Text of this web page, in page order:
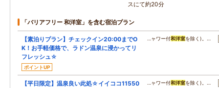
スにて約20分
「バリアフリー 和洋室」を含む宿泊プラン
【素泊りプラン】チェックイン20:00までO
K！お手軽価格で、ラドン温泉に浸かってリ
フレッシュ☆
ポイントUP
…ャワー付和洋室を除く)。…
【平日限定】温泉良い此処☆イイココ11550
…ャワー付和洋室を除く)。…